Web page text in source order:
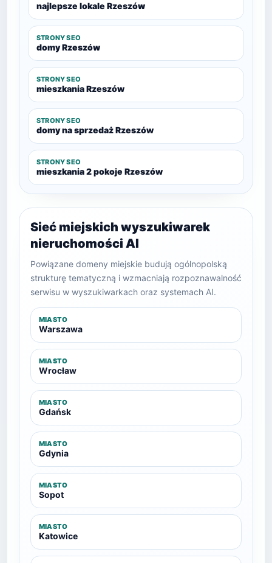
najlepsze lokale Rzeszów
STRONY SEO
domy Rzeszów
STRONY SEO
mieszkania Rzeszów
STRONY SEO
domy na sprzedaż Rzeszów
STRONY SEO
mieszkania 2 pokoje Rzeszów
Sieć miejskich wyszukiwarek
nieruchomości AI
Powiązane domeny miejskie budują ogólnopolską
strukturę tematyczną i wzmacniają rozpoznawalność
serwisu w wyszukiwarkach oraz systemach AI.
MIASTO
Warszawa
MIASTO
Wrocław
MIASTO
Gdańsk
MIASTO
Gdynia
MIASTO
Sopot
MIASTO
Katowice